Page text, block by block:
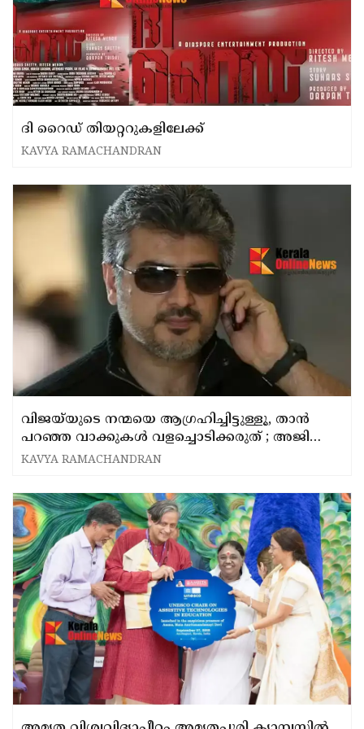
ദി റൈഡ് തിയറ്ററുകളിലേക്ക്
KAVYA RAMACHANDRAN
വിജയ്‌യുടെ നന്മയെ ആഗ്രഹിച്ചിട്ടുള്ളൂ, താൻ
പറഞ്ഞ വാക്കുകൾ വളച്ചൊടിക്കരുത് ; അജിത്ത്
കുമാർ
KAVYA RAMACHANDRAN